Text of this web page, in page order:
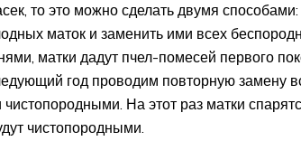
то это можно сделать двумя способами:
маток и заменить ими всех
матки дадут пчел-помесей первого
год проводим повторную замену
На этот раз матки
чистопородными.